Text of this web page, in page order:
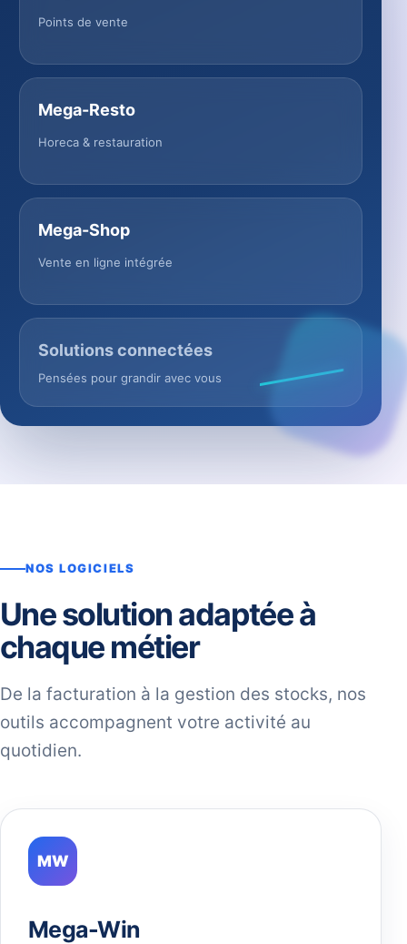
Points de vente
Mega-Resto
Horeca & restauration
Mega-Shop
Vente en ligne intégrée
Solutions connectées
Pensées pour grandir avec vous
NOS LOGICIELS
Une solution adaptée à
chaque métier
De la facturation à la gestion des stocks, nos
outils accompagnent votre activité au
quotidien.
MW
Mega-Win